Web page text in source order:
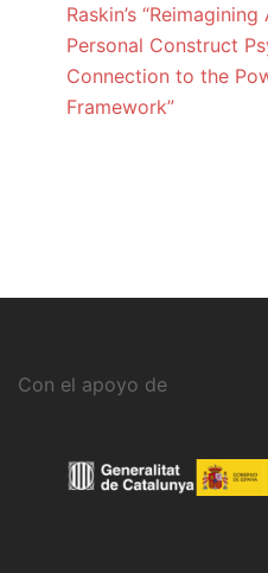
Raskin’s
Personal Construct
Connection to the
Framework”
Con el apoyo de